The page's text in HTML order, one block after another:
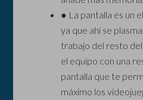
● La pantalla es un
ya que ahí se
trabajo del resto
el equipo con una
pantalla que te
máximo los